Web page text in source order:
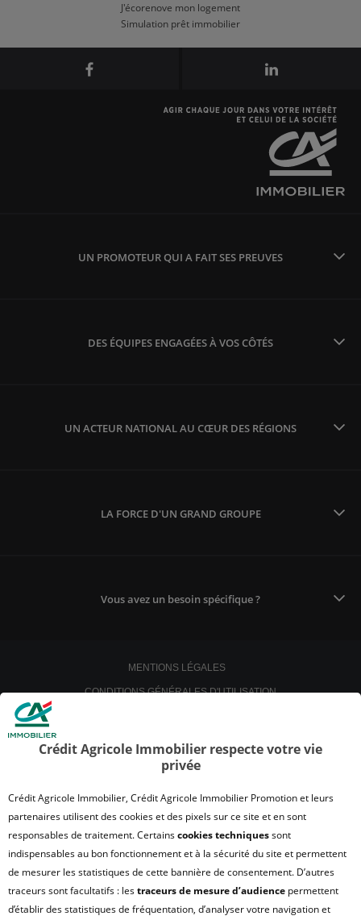
J'écorenove mon logement
Simulation prêt immobilier
UN PROMOTEUR QUI A FAIT SES PREUVES
DES ÉQUIPES ENGAGÉES À VOS CÔTÉS
UN ACTEUR NATIONAL AU CŒUR DES RÉGIONS
LA FORCE D'UN GRAND GROUPE
Vous avez un besoin spécifique ?
MENTIONS LÉGALES
CONDITIONS GÉNÉRALES D'UTILISATION
SATISFACTION CLIENT
UN PROBLÈME SUR LE SITE ?
PLAN DU SITE
QUI SOMMES NOUS ?
MODULE DE GESTION DES COOKIES
Crédit Agricole Immobilier respecte votre vie
privée
Crédit Agricole Immobilier, Crédit Agricole Immobilier Promotion et leurs
partenaires utilisent des cookies et des pixels sur ce site et en sont
responsables de traitement. Certainscookies techniquessont
indispensables au bon fonctionnement et à la sécurité du site et permettent
de mesurer les statistiques de cette bannière de consentement. D’autres
traceurs sont facultatifs : lestraceurs de mesure d’audience permettent
d’établir des statistiques de fréquentation, d’analyser votre navigation et